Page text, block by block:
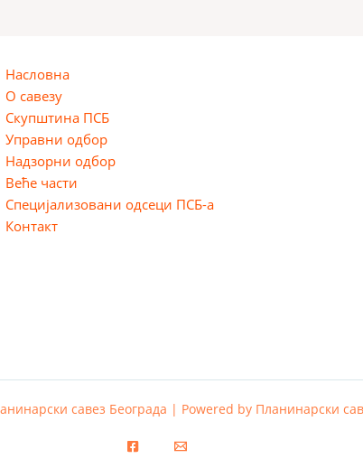
Насловна
О савезу
Скупштина ПСБ
Управни одбор
Надзорни одбор
Веће части
Специјализовани одсеци ПСБ-а
Контакт
савез Београда | Powered by Планинарски